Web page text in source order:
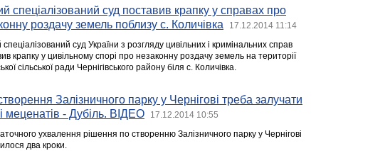
спеціалізований суд поставив крапку у справах про
роздачу земель поблизу с. Количівка
17.12.2014 11:14
суд України з розгляду цивільних і кримінальних справ
крапку у цивільному спорі про незаконну роздачу земель на території
сільської ради Чернігівського району біля с. Количівка.
Залізничного парку у Чернігові треба залучати
меценатів - Дубіль. ВІДЕО
17.12.2014 10:55
ухвалення рішення по створенню Залізничного парку у Чернігові
два кроки.